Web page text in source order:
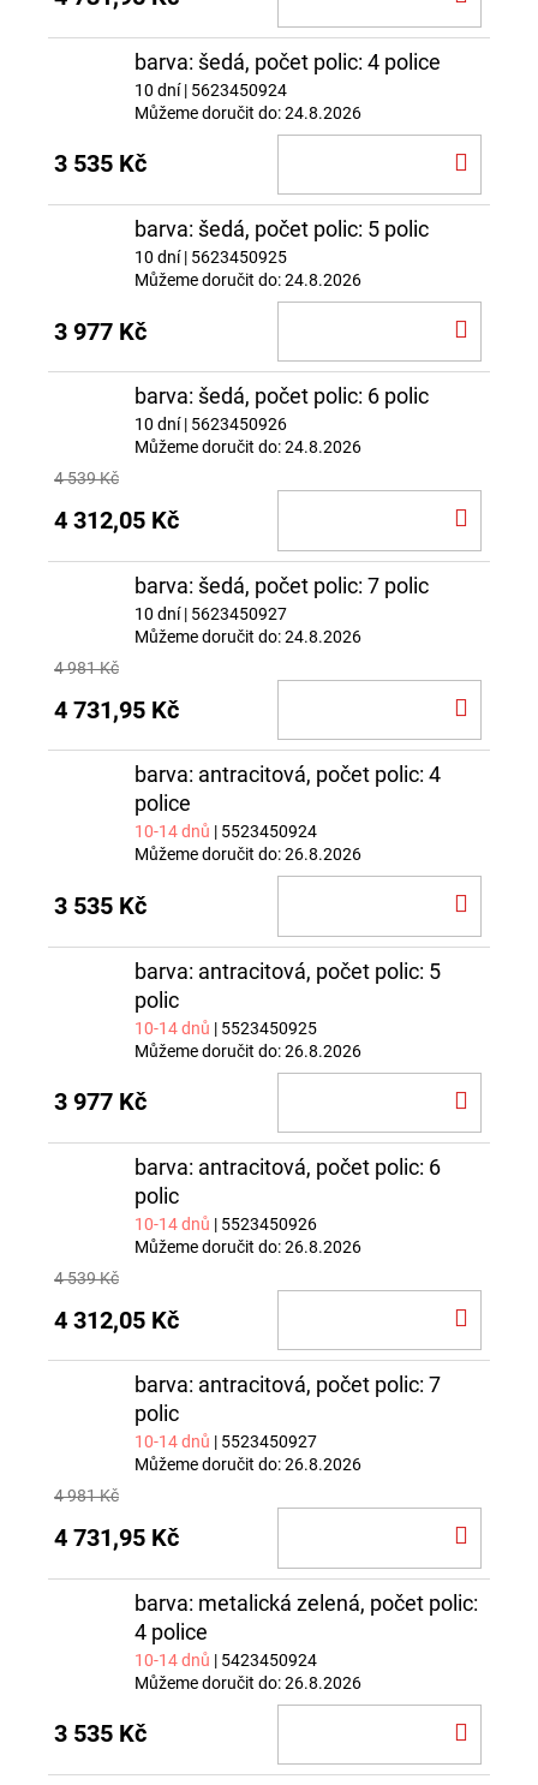
barva: šedá, počet polic: 4 police
10 dní| 5623450924
Můžeme doručit do:24.8.2026
3 535 Kč
barva: šedá, počet polic: 5 polic
10 dní| 5623450925
Můžeme doručit do:24.8.2026
3 977 Kč
barva: šedá, počet polic: 6 polic
10 dní| 5623450926
Můžeme doručit do:24.8.2026
4 539 Kč
4 312,05 Kč
barva: šedá, počet polic: 7 polic
10 dní| 5623450927
Můžeme doručit do:24.8.2026
4 981 Kč
4 731,95 Kč
barva: antracitová, počet polic: 4
police
10-14 dnů | 5523450924
Můžeme doručit do:26.8.2026
3 535 Kč
barva: antracitová, počet polic: 5
polic
10-14 dnů | 5523450925
Můžeme doručit do:26.8.2026
3 977 Kč
barva: antracitová, počet polic: 6
polic
10-14 dnů | 5523450926
Můžeme doručit do:26.8.2026
4 539 Kč
4 312,05 Kč
barva: antracitová, počet polic: 7
polic
10-14 dnů | 5523450927
Můžeme doručit do:26.8.2026
4 981 Kč
4 731,95 Kč
barva: metalická zelená, počet polic:
4 police
10-14 dnů | 5423450924
Můžeme doručit do:26.8.2026
3 535 Kč